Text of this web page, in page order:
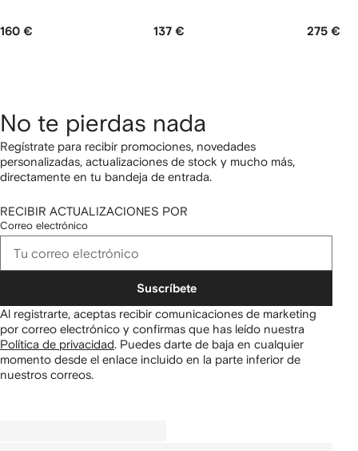
160 € 137 € 275 €
No te pierdas nada
Regístrate para recibir promociones, novedades
personalizadas, actualizaciones de stock y mucho más,
directamente en tu bandeja de entrada.
RECIBIR ACTUALIZACIONES POR
Correo electrónico
Suscríbete
Al registrarte, aceptas recibir comunicaciones de marketing
por correo electrónico y confirmas que has leído nuestra
Política de privacidad. Puedes darte de baja en cualquier
momento desde el enlace incluido en la parte inferior de
nuestros correos.